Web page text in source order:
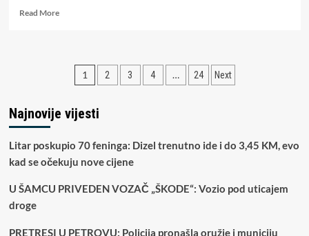
Read MoreRead
starice
obdukcija
da
nije
ubijena:
je
bez
Paginacija
1 2 3 4 … 24 Next
Najnovije vijesti
Litar poskupio 70 feninga: Dizel trenutno ide i do 3,45 KM, evo
kad se očekuju nove cijene
U ŠAMCU PRIVEDEN VOZAČ „ŠKODE“: Vozio pod uticajem
droge
PRETRESI U PETROVU: Policija pronašla oružje i municiju